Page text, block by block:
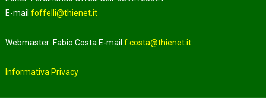
E-mailfoffelli@thienet.it
Webmaster: Fabio Costa E-mailf.costa@thienet.it
Informativa Privacy